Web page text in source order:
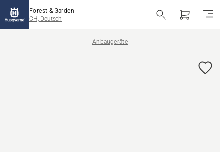
Forest & Garden
CH, Deutsch
Anbaugeräte